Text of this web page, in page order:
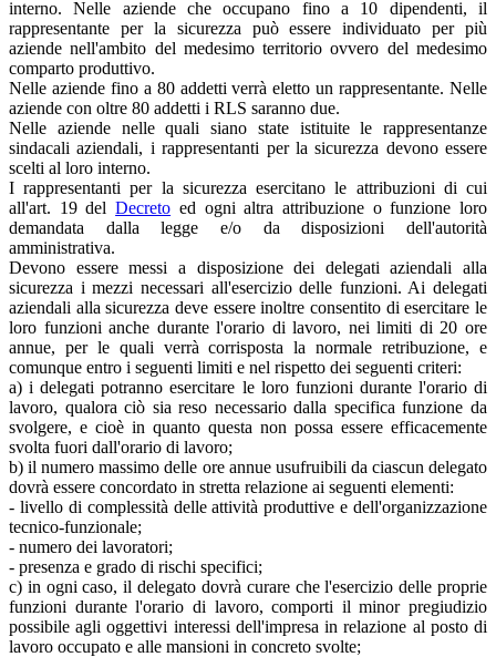
interno. Nelle aziende che occupano fino a 10 dipendenti, il
rappresentante per la sicurezza può essere individuato per più
aziende nell'ambito del medesimo territorio ovvero del medesimo
comparto produttivo.
Nelle aziende fino a 80 addetti verrà eletto un rappresentante. Nelle
aziende con oltre 80 addetti i RLS saranno due.
Nelle aziende nelle quali siano state istituite le rappresentanze
sindacali aziendali, i rappresentanti per la sicurezza devono essere
scelti al loro interno.
I rappresentanti per la sicurezza esercitano le attribuzioni di cui
all'art. 19 delDecreto ed ogni altra attribuzione o funzione loro
demandata dalla legge e/o da disposizioni dell'autorità
amministrativa.
Devono essere messi a disposizione dei delegati aziendali alla
sicurezza i mezzi necessari all'esercizio delle funzioni. Ai delegati
aziendali alla sicurezza deve essere inoltre consentito di esercitare le
loro funzioni anche durante l'orario di lavoro, nei limiti di 20 ore
annue, per le quali verrà corrisposta la normale retribuzione, e
comunque entro i seguenti limiti e nel rispetto dei seguenti criteri:
a) i delegati potranno esercitare le loro funzioni durante l'orario di
lavoro, qualora ciò sia reso necessario dalla specifica funzione da
svolgere, e cioè in quanto questa non possa essere efficacemente
svolta fuori dall'orario di lavoro;
b) il numero massimo delle ore annue usufruibili da ciascun delegato
dovrà essere concordato in stretta relazione ai seguenti elementi:
- livello di complessità delle attività produttive e dell'organizzazione
tecnico-funzionale;
- numero dei lavoratori;
- presenza e grado di rischi specifici;
c) in ogni caso, il delegato dovrà curare che l'esercizio delle proprie
funzioni durante l'orario di lavoro, comporti il minor pregiudizio
possibile agli oggettivi interessi dell'impresa in relazione al posto di
lavoro occupato e alle mansioni in concreto svolte;